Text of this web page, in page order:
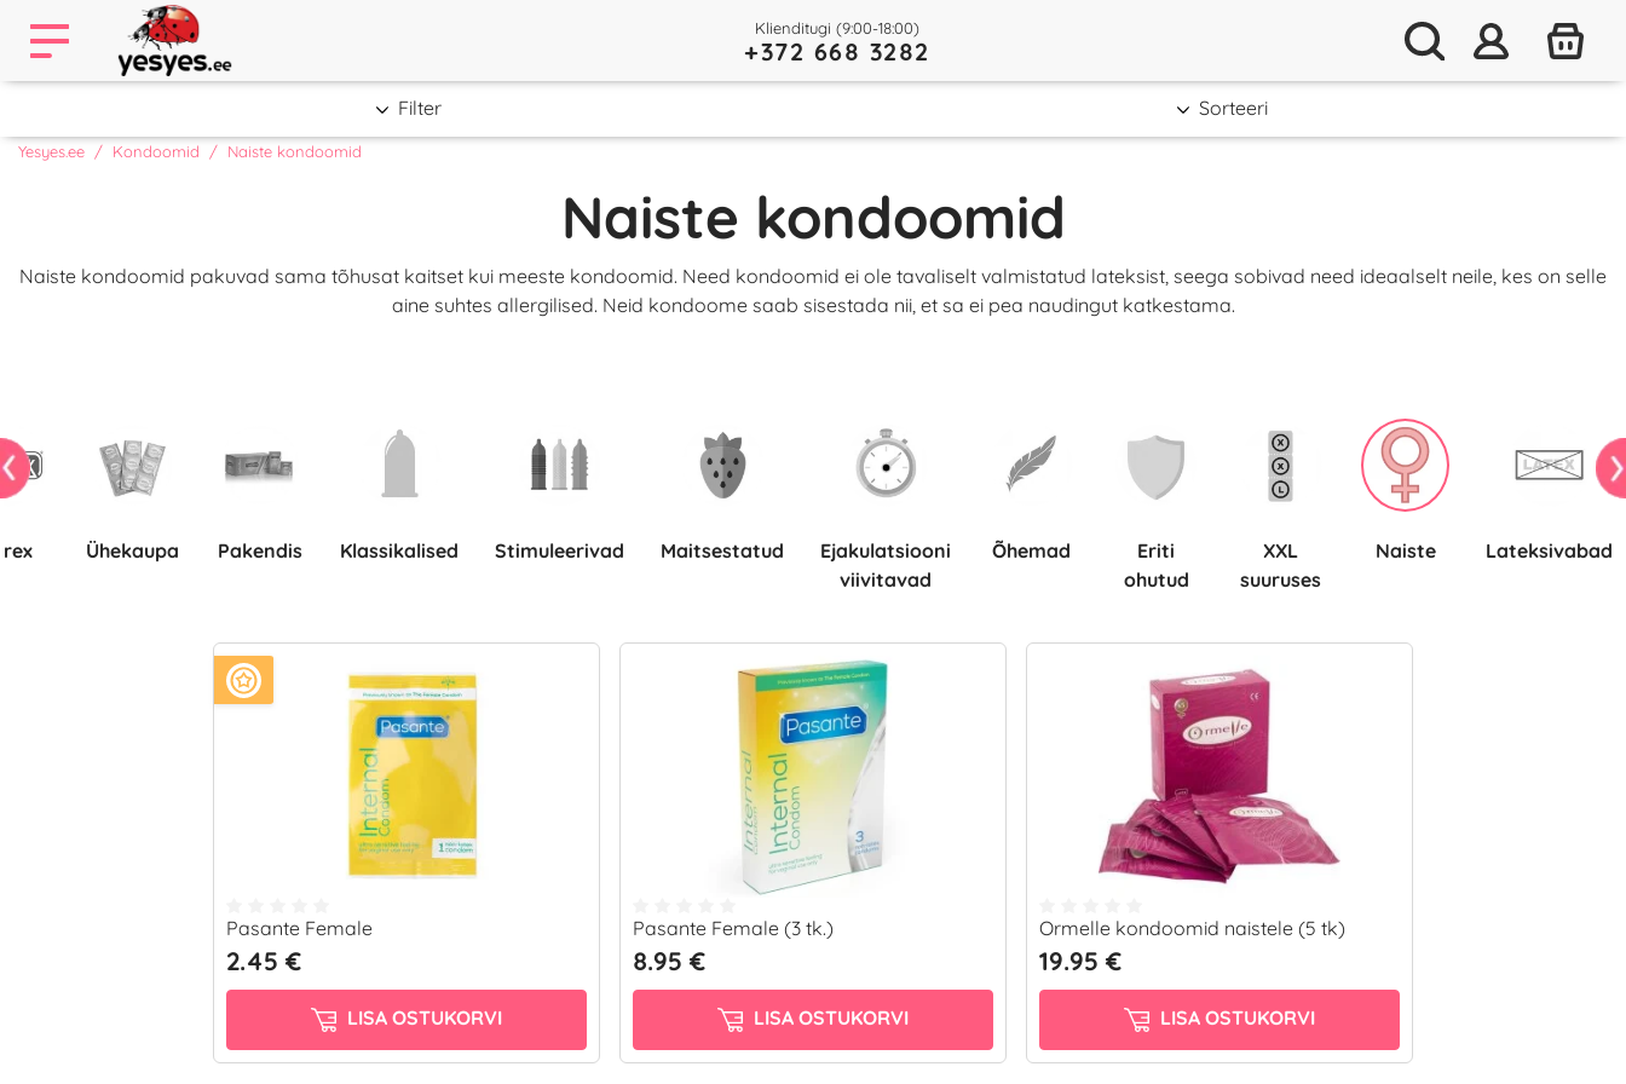
Klienditugi (9:00-18:00)
+372 668 3282
Yesyes.ee Kondoomid Naiste kondoomid
Filter Sorteeri
Naiste kondoomid
Naiste kondoomid pakuvad sama tõhusat kaitset kui meeste kondoomid. Need kondoomid ei ole tavaliselt valmistatud lateksist, seega sobivad need ideaalselt neile, kes on selle
aine suhtes allergilised. Neid kondoome saab sisestada nii, et sa ei pea naudingut katkestama.
Ühekaupa pakendis Klassikalised Stimuleerivad Maitsestatud
Ejakulatsiooni
viivitavad
Õhemad
Eriti
ohutud
XXL
suuruses
Naiste Lateksivabad
Pasante Female
2.45 €
LISA OSTUKORVI
Pasante Female (3 tk.)
8.95 €
LISA OSTUKORVI
Ormelle kondoomid naistele (5 tk)
19.95 €
LISA OSTUKORVI